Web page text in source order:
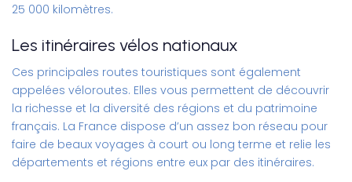
25 000 kilomètres.
Les itinéraires vélos nationaux
Ces principales routes touristiques sont également
appelées véloroutes. Elles vous permettent de découvrir
la richesse et la diversité des régions et du patrimoine
français. La France dispose d’un assez bon réseau pour
faire de beaux voyages à court ou long terme et relie les
départements et régions entre eux par des itinéraires.